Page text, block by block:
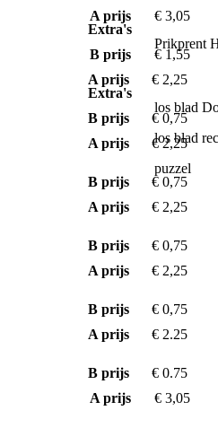
Extra's
Prikprent
A prijs € 3,05
B prijs € 1,55
Extra's
los blad
los blad
puzzel
A prijs € 2,25
B prijs
€ 0,75
A prijs
€ 2,25
B prijs
€ 0,75
A prijs
€ 2,25
B prijs
€ 0,75
A prijs
€ 2,25
B prijs
€ 0,75
A prijs
€ 2.25
B prijs
€ 0.75
A prijs
€ 3,05